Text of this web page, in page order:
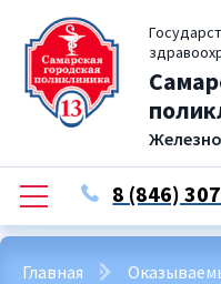
8 (846)
Главная